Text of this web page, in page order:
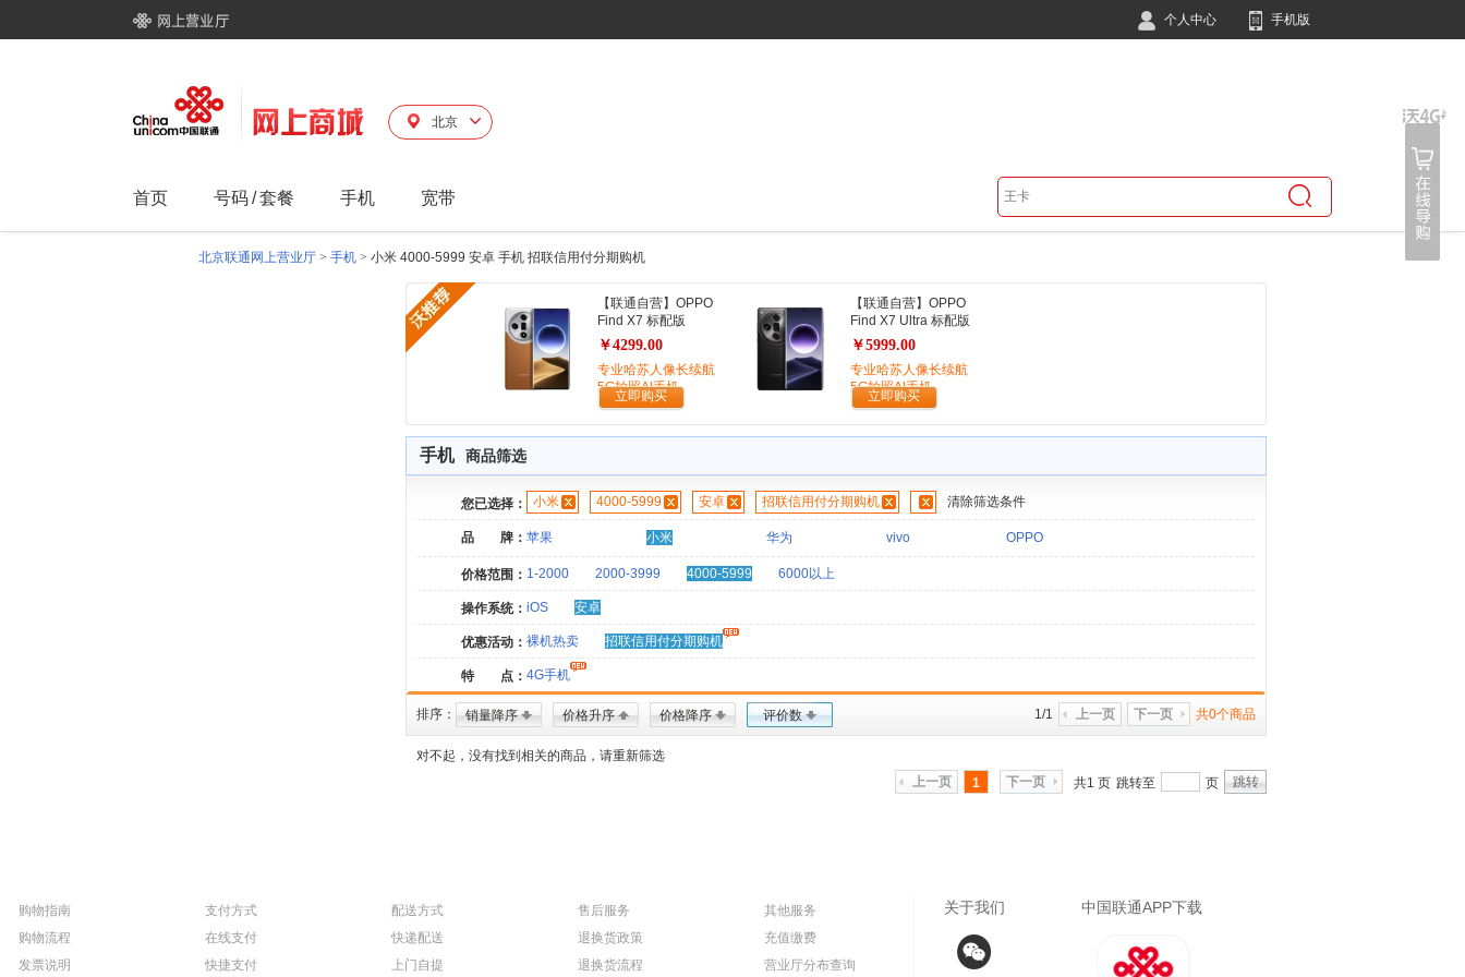
个人中心 手机版
北京
首页 号码/套餐 手机 宽带
北京联通网上营业厅 > 手机 > 小米 4000-5999 安卓 手机 招联信用付分期购机
【联通自营】OPPO
Find X7 标配版
￥4299.00
专业哈苏人像长续航
5G拍照AI手机
立即购买
【联通自营】OPPO
Find X7 Ultra 标配版
￥5999.00
专业哈苏人像长续航
5G拍照AI手机
立即购买
手机 商品筛选
您已选择： 小米 4000-5999 安卓 招联信用付分期购机 清除筛选条件
品 牌： 苹果 小米 华为 vivo OPPO
价格范围： 1-2000 2000-3999 4000-5999 6000以上
操作系统： iOS 安卓
优惠活动： 裸机热卖 招联信用付分期购机
特 点： 4G手机
排序： 销量降序 价格升序 价格降序 评价数 共0个商品
下一页
上一页
1/1
对不起，没有找到相关的商品，请重新筛选
上一页
1 下一页 共1 页 跳转至 页 跳转
购物指南
购物流程
发票说明
支付方式
在线支付
快捷支付
配送方式
快递配送
上门自提
售后服务
退换货政策
退换货流程
其他服务
充值缴费
营业厅分布查询
关于我们 中国联通APP下载